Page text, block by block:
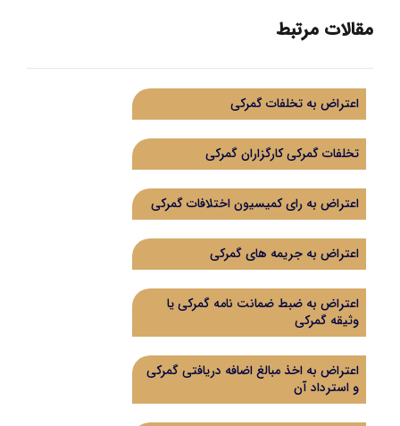
مقالات مرتبط
اعتراض به تخلفات گمرکی
تخلفات گمرکی کارگزاران گمرکی
اعتراض به رای کمیسیون اختلافات گمرکی
اعتراض به جریمه های گمرکی
اعتراض به ضبط ضمانت نامه گمرکی یا
وثیقه گمرکی
اعتراض به اخذ مبالغ اضافه دریافتی گمرکی
و استرداد آن